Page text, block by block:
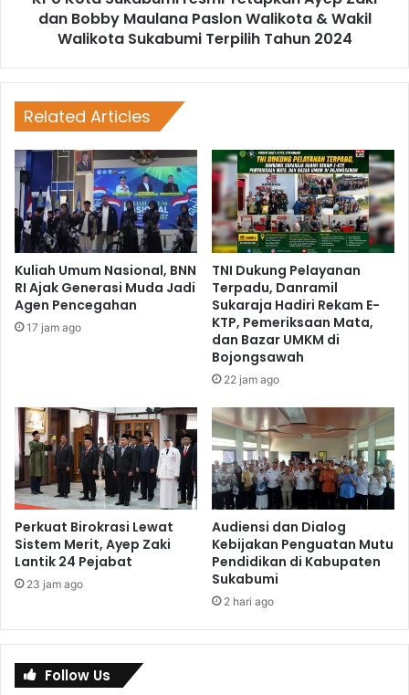
dan Bobby Maulana Paslon Walikota & Wakil
Walikota Sukabumi Terpilih Tahun 2024
Related Articles
Kuliah Umum Nasional, BNN
RI Ajak Generasi Muda Jadi
Agen Pencegahan
17 jam ago
TNI Dukung Pelayanan
Terpadu, Danramil
Sukaraja Hadiri Rekam E-
KTP, Pemeriksaan Mata,
dan Bazar UMKM di
Bojongsawah
22 jam ago
Perkuat Birokrasi Lewat
Sistem Merit, Ayep Zaki
Lantik 24 Pejabat
23 jam ago
Audiensi dan Dialog
Kebijakan Penguatan Mutu
Pendidikan di Kabupaten
Sukabumi
2 hari ago
Follow Us